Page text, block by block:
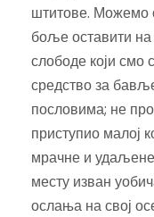
штитове. Можемо
боље оставити
слободе који смо
средство за
пословима; не
приступио малој
мрачне и удаљене
месту изван
ослања на свој